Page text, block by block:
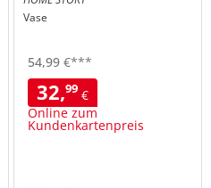
Vase
54,99€***
32,99€
Online zum
Kundenkartenpreis